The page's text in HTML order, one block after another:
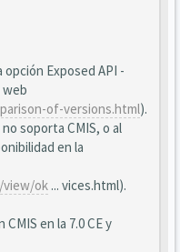
Exposed API -
web
of-versions.html).
soporta CMIS, o al
en la
view/ok ... vices.html).
en la 7.0 CE y